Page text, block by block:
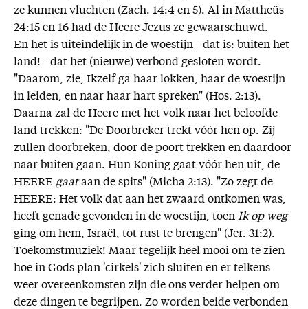
ze kunnen vluchten (Zach. 14:4 en 5). Al in Mattheüs
24:15 en 16 had de Heere Jezus ze gewaarschuwd.
En het is uiteindelijk in de woestijn - dat is: buiten het
land! - dat het (nieuwe) verbond gesloten wordt.
"Daarom, zie, Ikzelf ga haar lokken, haar de woestijn
in leiden, en naar haar hart spreken" (Hos. 2:13).
Daarna zal de Heere met het volk naar het beloofde
land trekken: "De Doorbreker trekt vóór hen op. Zij
zullen doorbreken, door de poort trekken en daardoor
naar buiten gaan. Hun Koning gaat vóór hen uit, de
HEERE gaataan de spits" (Micha 2:13). "Zo zegt de
HEERE: Het volk dat aan het zwaard ontkomen was,
heeft genade gevonden in de woestijn, toen Ik op weg
ging om hem, Israël, tot rust te brengen" (Jer. 31:2).
Toekomstmuziek! Maar tegelijk heel mooi om te zien
hoe in Gods plan 'cirkels' zich sluiten en er telkens
weer overeenkomsten zijn die ons verder helpen om
deze dingen te begrijpen. Zo worden beide verbonden